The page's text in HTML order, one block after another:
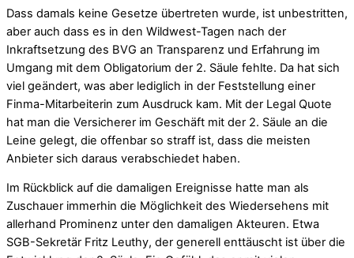
Dass damals keine Gesetze übertreten wurde, ist unbestritten,
aber auch dass es in den Wildwest-Tagen nach der
Inkraftsetzung des BVG an Transparenz und Erfahrung im
Umgang mit dem Obligatorium der 2. Säule fehlte. Da hat sich
viel geändert, was aber lediglich in der Feststellung einer
Finma-Mitarbeiterin zum Ausdruck kam. Mit der Legal Quote
hat man die Versicherer im Geschäft mit der 2. Säule an die
Leine gelegt, die offenbar so straff ist, dass die meisten
Anbieter sich daraus verabschiedet haben.
Im Rückblick auf die damaligen Ereignisse hatte man als
Zuschauer immerhin die Möglichkeit des Wiedersehens mit
allerhand Prominenz unter den damaligen Akteuren. Etwa
SGB-Sekretär Fritz Leuthy, der generell enttäuscht ist über die